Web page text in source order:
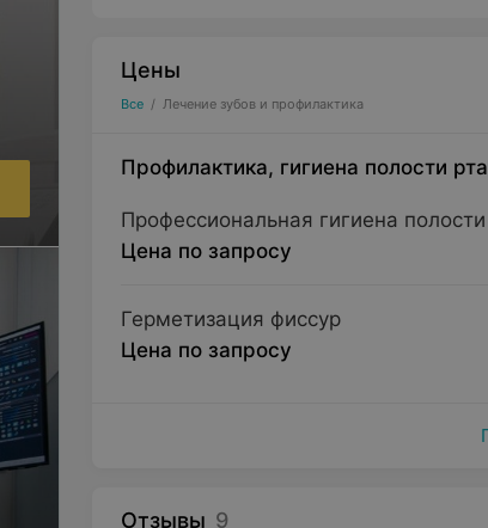
Цены
Все / Лечение зубов и профилактика
Профилактика, гигиена полости рта
Профессиональная гигиена полости
Цена по запросу
Герметизация фиссур
Цена по запросу
Отзывы 9